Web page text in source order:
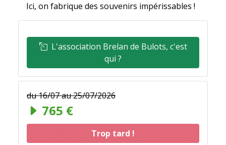
Ici, on fabrique des souvenirs impérissables !
L'association Brelan de Bulots, c'est
qui ?
du 16/07 au 25/07/2026
765 €
Trop tard !
Il reste peut-être des places chez notre